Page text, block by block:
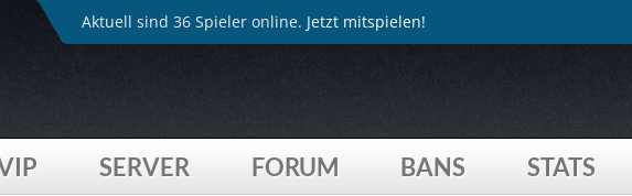
Aktuell sind 36 Spieler online. Jetzt mitspielen!
SERVER FORUM BANS STATS